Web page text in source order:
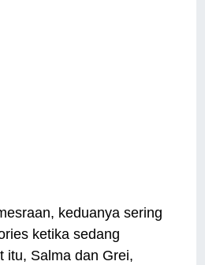
keduanya sering
ketika sedang
itu, Salma dan Grei,